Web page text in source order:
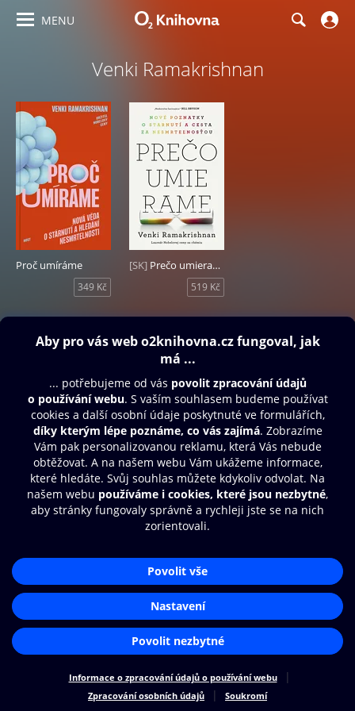
MENU
Venki Ramakrishnan
Proč umíráme
349 Kč
[SK]Prečo umierame
519 Kč
Obsah ke stažení
Další zábava
© O2 Czech Republic a.s.
Nákupní řád
Přístupnost
Cookies
Nastavení cookies
Aplikace O2 Knihovna
Čti a poslouchej své e-knihy a
audioknihy rychleji a pohodlněji.